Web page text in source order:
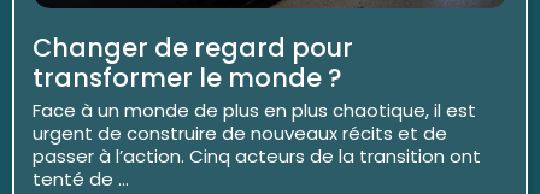
Changer de regard pour
transformer le monde ?
Face à un monde de plus en plus chaotique, il est
urgent de construire de nouveaux récits et de
passer à l’action. Cinq acteurs de la transition ont
tenté de ...